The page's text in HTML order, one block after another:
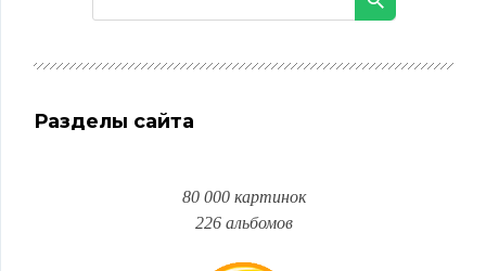
Разделы сайта
80 000 картинок
226 альбомов